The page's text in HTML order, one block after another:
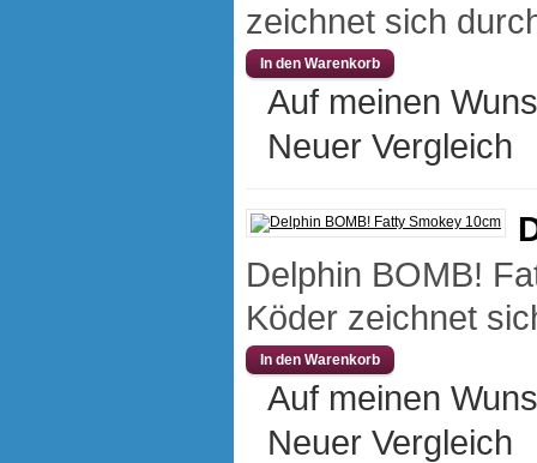
zeichnet sich
Auf meinen
Neuer Vergleich
Delphin BOMB!
Köder zeichnet
Auf meinen
Neuer Vergleich